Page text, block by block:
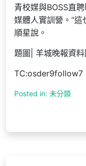
青校媒與BOSS直
媒體人實訓營。“
順星說。
題圖| 羊城晚報資料
TC:osder9follow7
Posted in: 未分類